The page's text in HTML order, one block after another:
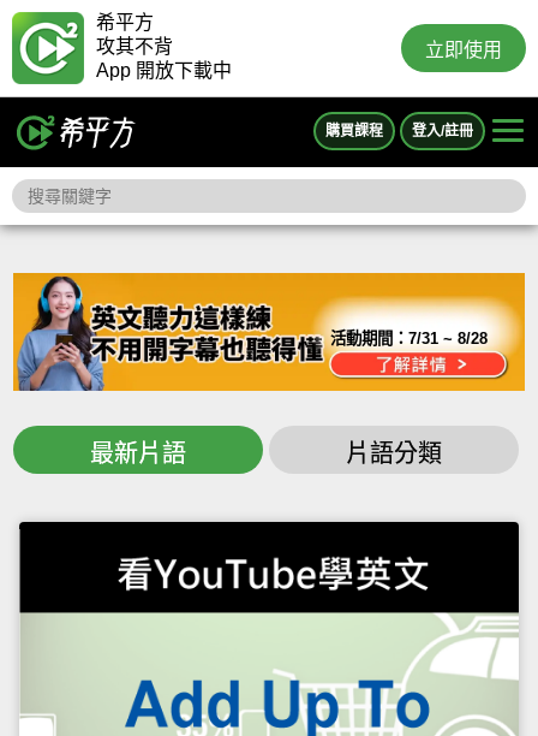
希平方
攻其不背
App 開放下載中
立即使用
購買課程 登入/註冊
活動期間：7/31 ~ 8/28
最新片語 片語分類